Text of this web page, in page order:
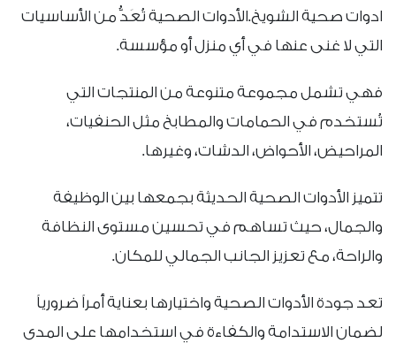
ادوات صحية الشويخ.الأدوات الصحية تُعَدُّ من الأساسيات
التي لا غنى عنها في أي منزل أو مؤسسة.
فهي تشمل مجموعة متنوعة من المنتجات التي
تُستخدم في الحمامات والمطابخ مثل الحنفيات،
المراحيض، الأحواض، الدشات، وغيرها.
تتميز الأدوات الصحية الحديثة بجمعها بين الوظيفة
والجمال، حيث تساهم في تحسين مستوى النظافة
والراحة، مع تعزيز الجانب الجمالي للمكان.
تعد جودة الأدوات الصحية واختيارها بعناية أمراً ضرورياً
لضمان الاستدامة والكفاءة في استخدامها على المدى